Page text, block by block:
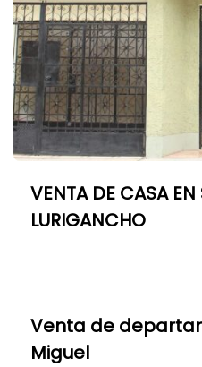
VENTA DE CASA
LURIGANCHO
Venta de
Miguel